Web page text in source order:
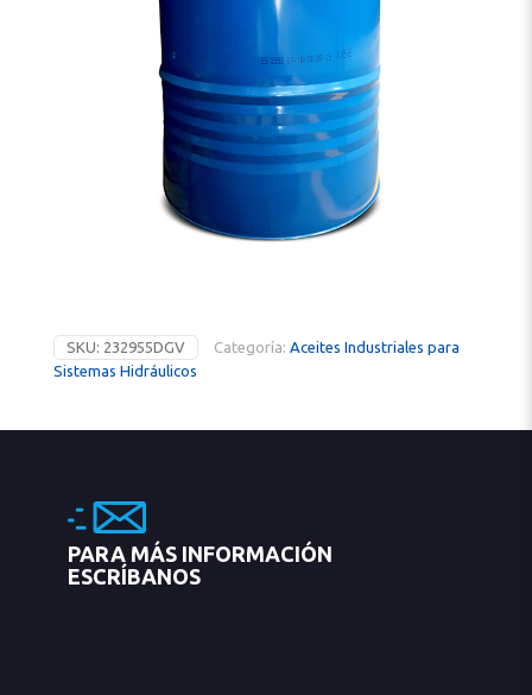
SKU: 232955DGV Categoría: Aceites Industriales para
Sistemas Hidráulicos
PARA MÁS INFORMACIÓN
ESCRÍBANOS